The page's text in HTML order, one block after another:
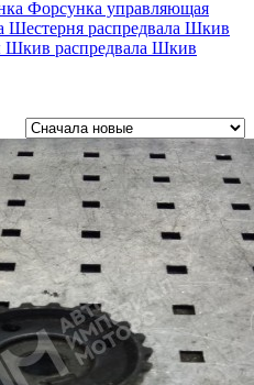
Форсунка управляющая
Шестерня распредвала Шкив
Шкив распредвала Шкив